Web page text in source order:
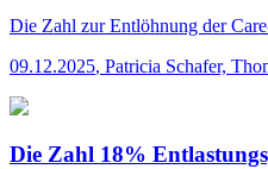
Die Zahl zur Entlöhnung der
09.12.2025, Patricia Schafer,
Die Zahl 18%